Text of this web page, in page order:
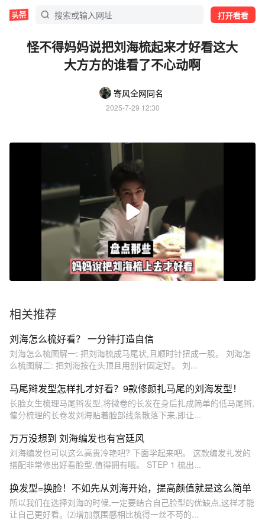
打开看看
怪不得妈妈说把刘海梳起来才好看这大
大方方的谁看了不心动啊
寄风全网同名
2025-7-29 12:30
相关推荐
刘海怎么梳好看？ 一分钟打造自信
刘海怎么梳图解一: 把刘海梳成马尾状,且顺时针扭成一股。 刘海怎
么梳图解二: 把刘海按在头顶且用别针固定好。 刘...
马尾辫发型怎样扎才好看？9款修颜扎马尾的刘海发型！
长脸女生梳理马尾辫发型,将微卷的长发在身后扎成简单的低马尾辫,
偏分梳理的长卷发刘海贴着脸部线条散落下来,即让...
万万没想到 刘海编发也有宫廷风
刘海编发也可以这么高贵冷艳吧? 下面学起来吧。 这款编发扎发的
搭配非常修出好看脸型,值得拥有哦。 STEP 1 梳出...
换发型=换脸！不如先从刘海开始，提高颜值就是这么简单
所以我们在选择刘海的时候,一定要结合自己脸型的优缺点,这样才能
让自己更好看。⑵增加氛围感相比梳得一丝不苟的...